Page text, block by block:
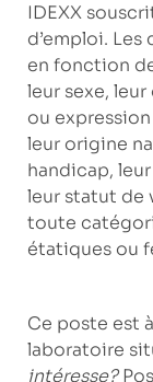
IDEXX
d’emploi.
en fonction
leur sexe,
ou
leur origine
handicap,
leur statut de
toute
étatiques ou
Ce poste est
laboratoire
intéresse?